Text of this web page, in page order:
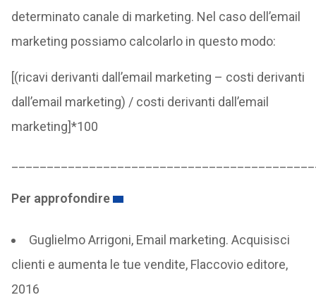
determinato canale di marketing. Nel caso dell’email
marketing possiamo calcolarlo in questo modo:
[(ricavi derivanti dall’email marketing – costi derivanti
dall’email marketing) / costi derivanti dall’email
marketing]*100
Per approfondire
Guglielmo Arrigoni, Email marketing. Acquisisci
clienti e aumenta le tue vendite, Flaccovio editore,
2016